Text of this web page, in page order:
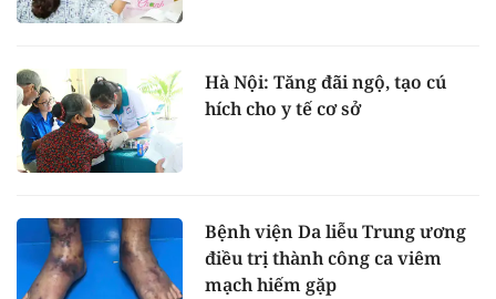
Hà Nội: Tăng đãi ngộ, tạo cú
hích cho y tế cơ sở
Bệnh viện Da liễu Trung ương
điều trị thành công ca viêm
mạch hiếm gặp